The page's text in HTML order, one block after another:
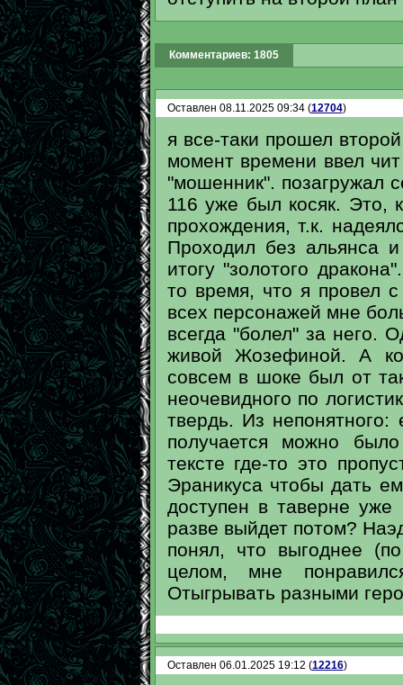
Комментариев: 1805
Оставлен 08.11.2025 09:34 (12704)
я все-таки прошел
момент времени ввел
"мошенник". позагружал
116 уже был косяк. Это,
прохождения, т.к.
Проходил без альянса
итогу "золотого
то время, что я провел
всех персонажей мне
всегда "болел" за него.
живой Жозефиной. А
совсем в шоке был от
неочевидного по
твердь. Из
получается можно
тексте где-то это
Эраникуса чтобы дать
доступен в таверне
разве выйдет потом?
понял, что выгоднее
целом, мне
Отыгрывать разными
Оставлен 06.01.2025 19:12 (12216)